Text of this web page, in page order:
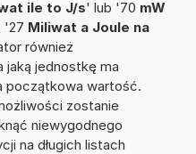
ile to J/s' lub '70 mW
'27 Miliwat a Joule na
również
jaką jednostkę ma
początkowa wartość.
zostanie
niewygodnego
na długich listach